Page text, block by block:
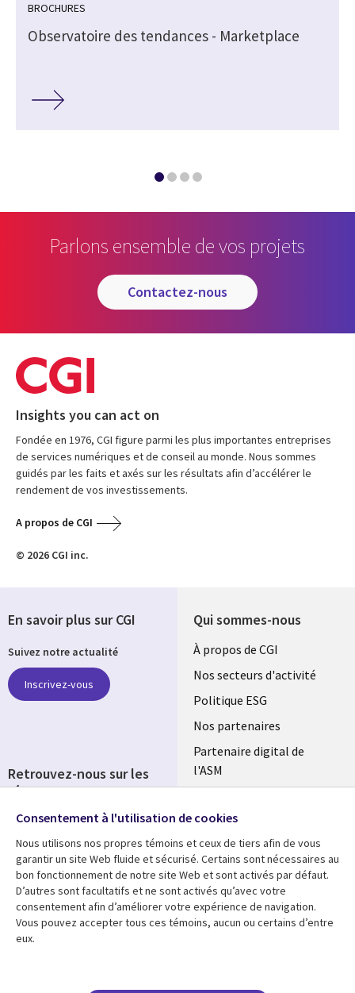
BROCHURES
Observatoire des tendances - Marketplace
Parlons ensemble de vos projets
contactez-nous
Insights you can act on
Fondée en 1976, CGI figure parmi les plus importantes entreprises
de services numériques et de conseil au monde. Nous sommes
guidés par les faits et axés sur les résultats afin d’accélérer le
rendement de vos investissements.
A propos de CGI
© 2026 CGI inc.
Qui sommes-nous
Useful
links
FRANCE
À propos de CGI
Nos secteurs d'activité
Politique ESG
Nos partenaires
Partenaire digital de
l'ASM
Fusions
Ressources
Library
Links
Articles
Blog
Support
Legal
Accessibilité
conditions juridiques
En savoir plus sur CGI
Suivez notre actualité
Inscrivez-vous
Retrouvez-nous sur les
réseaux
Social
Media
FRANCE
Consentement à l'utilisation de cookies
Nous utilisons nos propres témoins et ceux de tiers afin de vous
garantir un site Web fluide et sécurisé. Certains sont nécessaires au
bon fonctionnement de notre site Web et sont activés par défaut.
D’autres sont facultatifs et ne sont activés qu’avec votre
consentement afin d’améliorer votre expérience de navigation.
Vous pouvez accepter tous ces témoins, aucun ou certains d’entre
eux.